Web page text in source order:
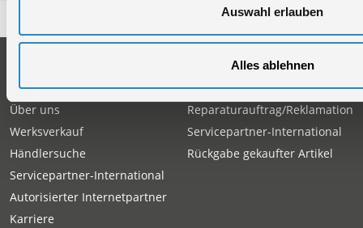
Auswahl erlauben
Alles ablehnen
Firmengeschichte
Über uns
Werksverkauf
Händlersuche
Servicepartner-International
Autorisierter Internetpartner
Karriere
Service
Ersatzteil Online-Shop
Reparaturauftrag/Reklamation
Servicepartner-International
Rückgabe gekaufter Artikel